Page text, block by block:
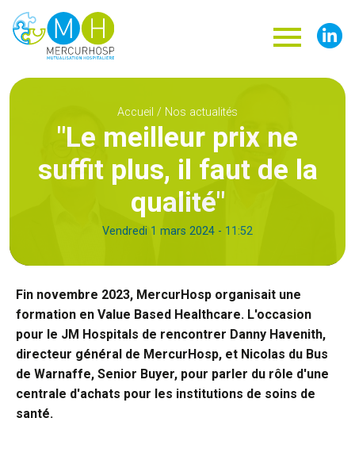
Aller
au
Menu
Accueil Nos actualités
"Le meilleur prix ne
suffit plus, il faut de la
qualité"
publication
Vendredi 1 mars 2024 - 11:52
Fin novembre 2023, MercurHosp organisait une
formation en Value Based Healthcare. L'occasion
pour le JM Hospitals de rencontrer Danny Havenith,
directeur général de MercurHosp, et Nicolas du Bus
de Warnaffe, Senior Buyer, pour parler du rôle d'une
centrale d'achats pour les institutions de soins de
santé.